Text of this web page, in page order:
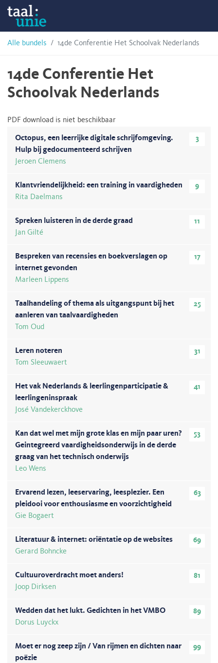
Skip
content
Alle bundels 14de Conferentie Het Schoolvak Nederlands
14de Conferentie Het
Schoolvak Nederlands
PDF download is niet beschikbaar
3
Octopus, een leerrijke digitale schrijfomgeving.
Hulp bij gedocumenteerd schrijven
Jeroen Clemens
9
Klantvriendelijkheid: een training in vaardigheden
Rita Daelmans
11
Spreken luisteren in de derde graad
Jan Gilté
17
Bespreken van recensies en boekverslagen op
internet gevonden
Marleen Lippens
25
Taalhandeling of thema als uitgangspunt bij het
aanleren van taalvaardigheden
Tom Oud
31
Leren noteren
Tom Sleeuwaert
41
Het vak Nederlands & leerlingenparticipatie &
leerlingeninspraak
José Vandekerckhove
53
Kan dat wel met mijn grote klas en mijn paar uren?
Geintegreerd vaardigheidsonderwijs in de derde
graag van het technisch onderwijs
Leo Wens
63
Ervarend lezen, leeservaring, leesplezier. Een
pleidooi voor enthousiasme en voorzichtigheid
Gie Bogaert
69
Literatuur & internet: oriëntatie op de websites
Gerard Bohncke
81
Cultuuroverdracht moet anders!
Joop Dirksen
89
Wedden dat het lukt. Gedichten in het VMBO
Dorus Luyckx
99
Moet er nog zeep zijn / Van rijmen en dichten naar
poëzie